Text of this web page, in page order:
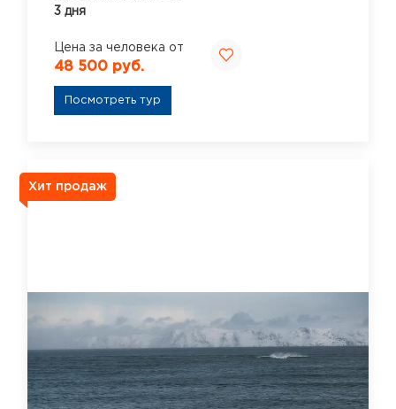
3 дня
Цена за человека от
48 500 руб.
Посмотреть тур
Хит продаж